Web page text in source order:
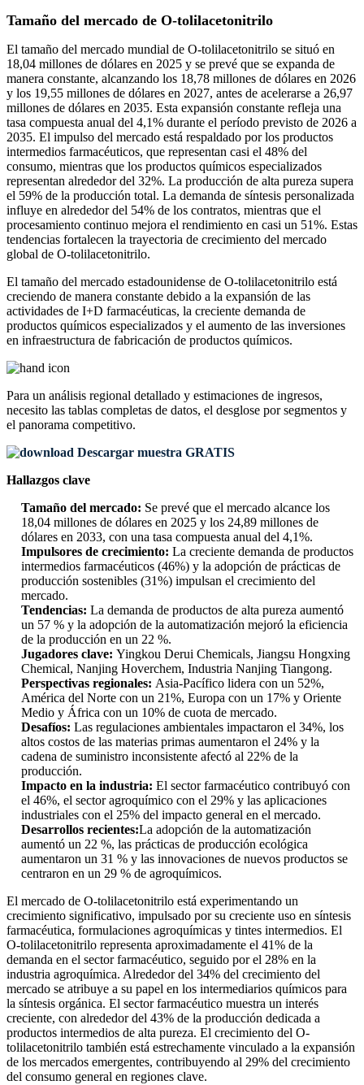
Tamaño del mercado de O-tolilacetonitrilo
El tamaño del mercado mundial de O-tolilacetonitrilo se situó en
18,04 millones de dólares en 2025 y se prevé que se expanda de
manera constante, alcanzando los 18,78 millones de dólares en 2026
y los 19,55 millones de dólares en 2027, antes de acelerarse a 26,97
millones de dólares en 2035. Esta expansión constante refleja una
tasa compuesta anual del 4,1% durante el período previsto de 2026 a
2035. El impulso del mercado está respaldado por los productos
intermedios farmacéuticos, que representan casi el 48% del
consumo, mientras que los productos químicos especializados
representan alrededor del 32%. La producción de alta pureza supera
el 59% de la producción total. La demanda de síntesis personalizada
influye en alrededor del 54% de los contratos, mientras que el
procesamiento continuo mejora el rendimiento en casi un 51%. Estas
tendencias fortalecen la trayectoria de crecimiento del mercado
global de O-tolilacetonitrilo.
El tamaño del mercado estadounidense de O-tolilacetonitrilo está
creciendo de manera constante debido a la expansión de las
actividades de I+D farmacéuticas, la creciente demanda de
productos químicos especializados y el aumento de las inversiones
en infraestructura de fabricación de productos químicos.
Para un análisis regional detallado y estimaciones de ingresos,
necesito las tablas completas de datos, el desglose por segmentos y
el panorama competitivo.
Descargar muestra GRATIS
Hallazgos clave
Tamaño del mercado: Se prevé que el mercado alcance los
18,04 millones de dólares en 2025 y los 24,89 millones de
dólares en 2033, con una tasa compuesta anual del 4,1%.
Impulsores de crecimiento: La creciente demanda de productos
intermedios farmacéuticos (46%) y la adopción de prácticas de
producción sostenibles (31%) impulsan el crecimiento del
mercado.
Tendencias: La demanda de productos de alta pureza aumentó
un 57 % y la adopción de la automatización mejoró la eficiencia
de la producción en un 22 %.
Jugadores clave: Yingkou Derui Chemicals, Jiangsu Hongxing
Chemical, Nanjing Hoverchem, Industria Nanjing Tiangong.
Perspectivas regionales: Asia-Pacífico lidera con un 52%,
América del Norte con un 21%, Europa con un 17% y Oriente
Medio y África con un 10% de cuota de mercado.
Desafíos: Las regulaciones ambientales impactaron el 34%, los
altos costos de las materias primas aumentaron el 24% y la
cadena de suministro inconsistente afectó al 22% de la
producción.
Impacto en la industria: El sector farmacéutico contribuyó con
el 46%, el sector agroquímico con el 29% y las aplicaciones
industriales con el 25% del impacto general en el mercado.
Desarrollos recientes:La adopción de la automatización
aumentó un 22 %, las prácticas de producción ecológica
aumentaron un 31 % y las innovaciones de nuevos productos se
centraron en un 29 % de agroquímicos.
El mercado de O-tolilacetonitrilo está experimentando un
crecimiento significativo, impulsado por su creciente uso en síntesis
farmacéutica, formulaciones agroquímicas y tintes intermedios. El
O-tolilacetonitrilo representa aproximadamente el 41% de la
demanda en el sector farmacéutico, seguido por el 28% en la
industria agroquímica. Alrededor del 34% del crecimiento del
mercado se atribuye a su papel en los intermediarios químicos para
la síntesis orgánica. El sector farmacéutico muestra un interés
creciente, con alrededor del 43% de la producción dedicada a
productos intermedios de alta pureza. El crecimiento del O-
tolilacetonitrilo también está estrechamente vinculado a la expansión
de los mercados emergentes, contribuyendo al 29% del crecimiento
del consumo general en regiones clave.